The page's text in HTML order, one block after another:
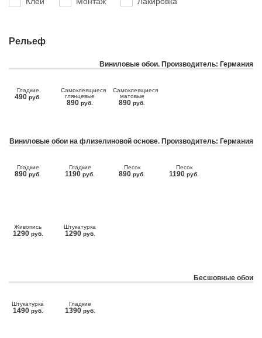
Рельеф
Виниловые обои. Производитель: Германия
Гладкие
490 руб.
Самоклеящиеся
глянцевые
890 руб.
Самоклеящиеся
матовые
890 руб.
Виниловые обои на флизелиновой основе. Производитель: Германия
Гладкие
890 руб.
Гладкие
1190 руб.
Песок
890 руб.
Песок
1190 руб.
Живопись
1290 руб.
Штукатурка
1290 руб.
Бесшовные обои
Штукатурка
1490 руб.
Гладкие
1390 руб.